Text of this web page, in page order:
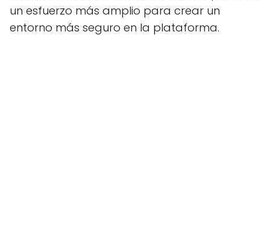
un esfuerzo más amplio para crear un
entorno más seguro en la plataforma.